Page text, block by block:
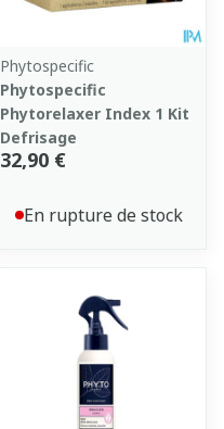
Phytospecific
Phytospecific
Phytorelaxer Index 1 Kit
Defrisage
32,90 €
En rupture de stock